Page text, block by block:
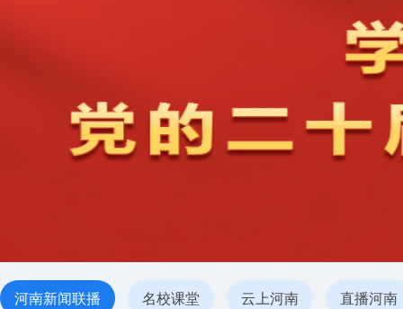
河南新闻联播 名校课堂 云上河南 直播河南